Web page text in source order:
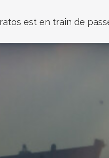
est en train de